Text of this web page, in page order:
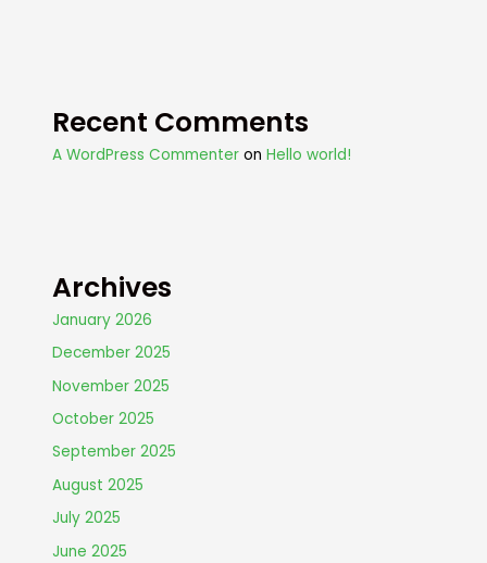
Recent Comments
A WordPress Commenter onHello world!
Archives
January 2026
December 2025
November 2025
October 2025
September 2025
August 2025
July 2025
June 2025